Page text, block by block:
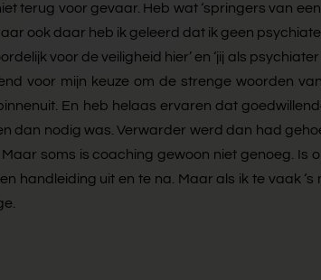
terug voor gevaar. Heb wat ‘springers van
ook daar heb ik geleerd dat ik geen
voor de veiligheid hier’ en ‘jij als
voor mijn keuze om de strenge woorden
En heb helaas ervaren dat
dan nodig was. Verwarder werd dan had
soms is coaching gewoon niet genoeg. Is
handleiding uit en te na. Maar als ik te vaak